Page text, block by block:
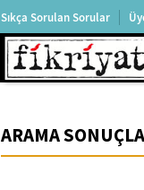
Sıkça Sorulan Sorular
ARAMA